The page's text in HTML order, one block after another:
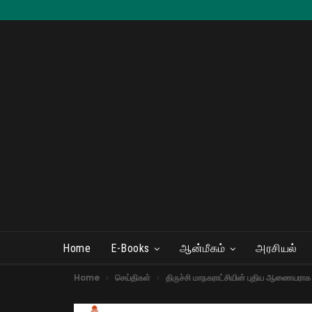
Home E-Books ஆன்மீகம் அரசியல்
Home செய்திகள் திருச்சி மாநகராட்சியின் புதிய